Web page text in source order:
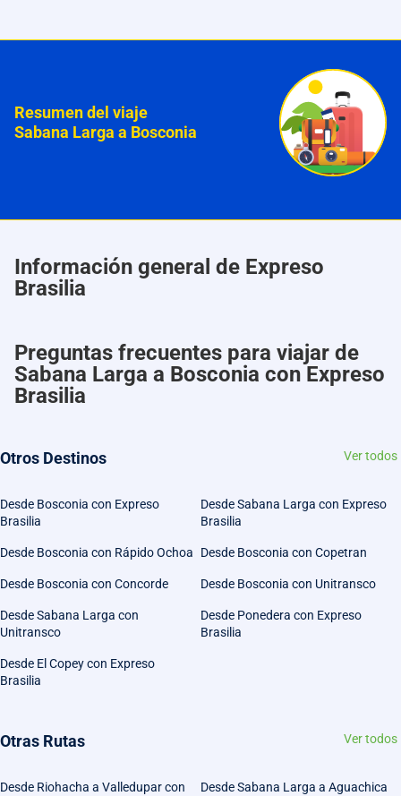
Resumen del viaje
Sabana Larga a Bosconia
Información general de Expreso
Brasilia
Preguntas frecuentes para viajar de
Sabana Larga a Bosconia con Expreso
Brasilia
Otros Destinos Ver todos
Desde Bosconia con Expreso
Brasilia
Desde Sabana Larga con Expreso
Brasilia
Desde Bosconia con Rápido Ochoa Desde Bosconia con Copetran
Desde Bosconia con Concorde Desde Bosconia con Unitransco
Desde Sabana Larga con
Unitransco
Desde Ponedera con Expreso
Brasilia
Desde El Copey con Expreso
Brasilia
Otras Rutas Ver todos
Desde Riohacha a Valledupar con
Desde Sabana Larga a Aguachica